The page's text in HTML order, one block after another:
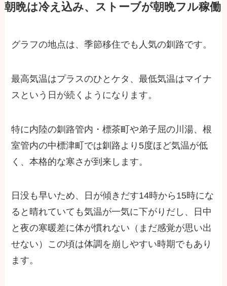
朝晩は冷え込み、ストーブが朝晩フル稼働
グラフの地点は、季節移住でも人気の釧路です。
最高気温はプラスのひとケタ、最低気温はマイナ
スという日が続くようになります。
特に内陸の釧路管内・標茶町や弟子屈の川湯、根
室管内の中標津町では釧路より5度ほど気温が低
く、本格的な寒さが到来します。
日没も早いため、日が傾きだす14時から15時にな
ると晴れていても気温が一気に下がりだし、日中
と夜の寒暖差に体が慣れない（まだ感覚が思い出
せない）この頃は体調を崩しやすい時期でもあり
ます。